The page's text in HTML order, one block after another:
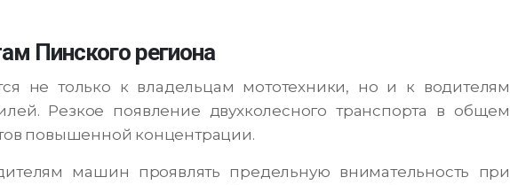
Пинского региона
не только к владельцам мототехники, но и к водителям
Резкое появление двухколесного транспорта в общем
повышенной концентрации.
машин проявлять предельную внимательность при